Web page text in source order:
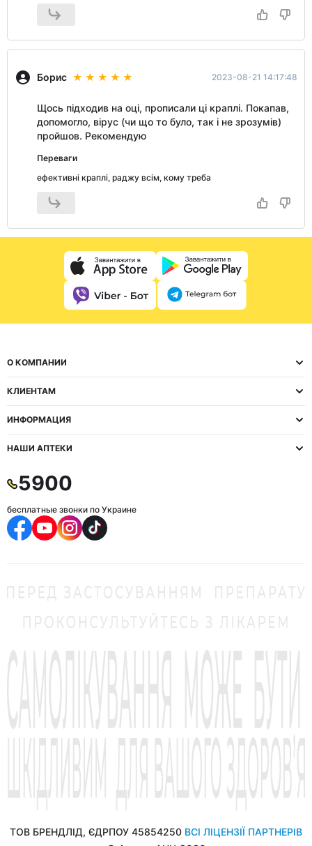
Борис 2023-08-21 14:17:48
Щось підходив на оці, прописали ці краплі. Покапав,
допомогло, вірус (чи що то було, так і не зрозумів)
пройшов. Рекомендую
Переваги
ефективні краплі, раджу всім, кому треба
О КОМПАНИИ
КЛИЕНТАМ
ИНФОРМАЦИЯ
НАШИ АПТЕКИ
5900
бесплатные звонки по Украине
ТОВ БРЕНДЛІД, ЄДРПОУ 45854250 ВСІ ЛІЦЕНЗІЇ ПАРТНЕРІВ